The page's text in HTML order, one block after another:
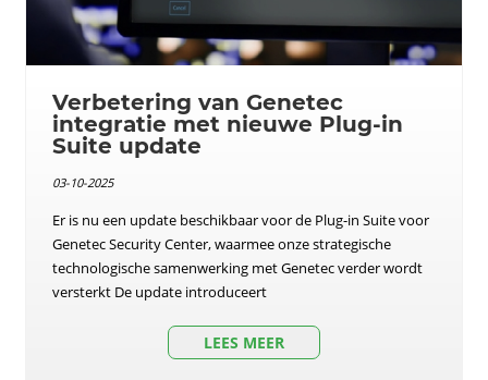
Verbetering van Genetec
integratie met nieuwe Plug-in
Suite update
03-10-2025
Er is nu een update beschikbaar voor de Plug-in Suite voor
Genetec Security Center, waarmee onze strategische
technologische samenwerking met Genetec verder wordt
versterkt De update introduceert
LEES MEER